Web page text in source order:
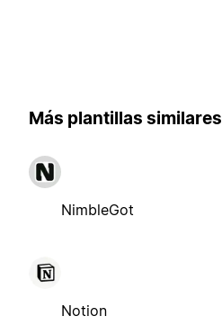
Más plantillas similares
NimbleGot
Notion